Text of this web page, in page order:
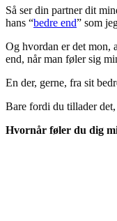
Så ser din partner dit
hans “bedre end” som
Og hvordan er det mon,
end, når man føler sig
En der, gerne, fra sit
Bare fordi du tillader
Hvornår føler du dig